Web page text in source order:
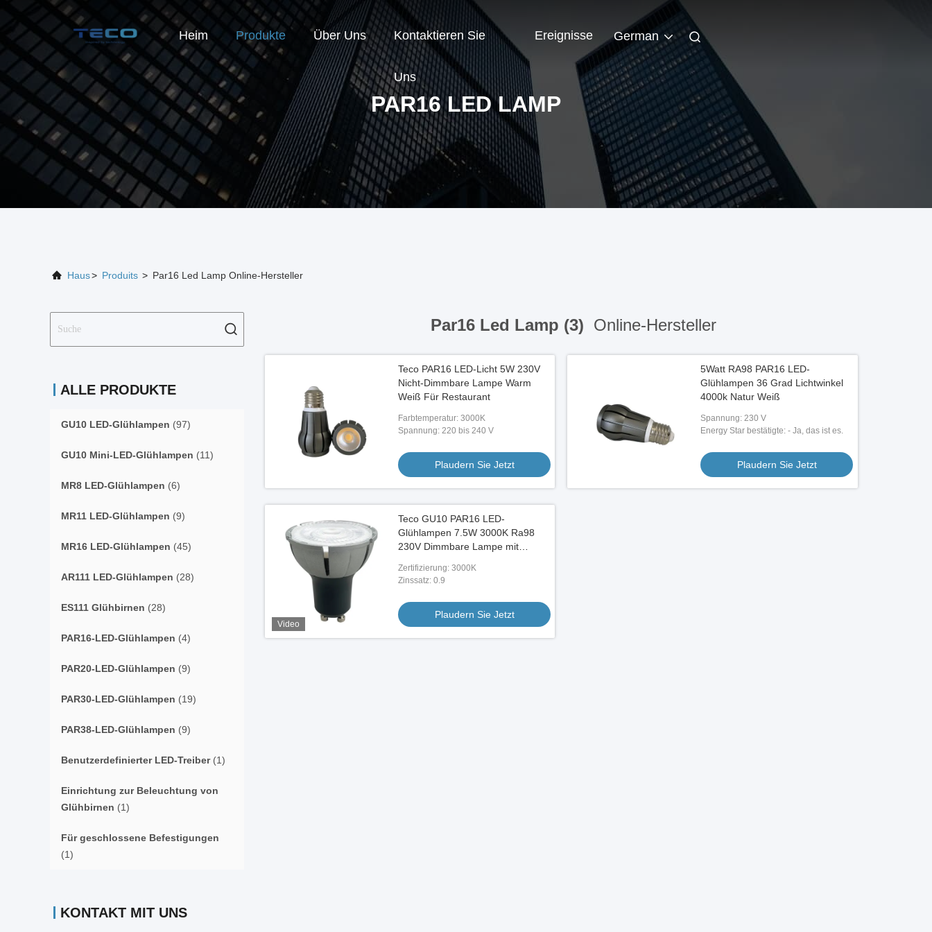
Heim Produkte Über Uns Kontaktieren Sie
Uns
Ereignisse German
PAR16 LED LAMP
Haus> Produits > Par16 Led Lamp Online-Hersteller
ALLE PRODUKTE
GU10 LED-Glühlampen (97)
GU10 Mini-LED-Glühlampen (11)
MR8 LED-Glühlampen (6)
MR11 LED-Glühlampen (9)
MR16 LED-Glühlampen (45)
AR111 LED-Glühlampen (28)
ES111 Glühbirnen (28)
PAR16-LED-Glühlampen (4)
PAR20-LED-Glühlampen (9)
PAR30-LED-Glühlampen (19)
PAR38-LED-Glühlampen (9)
Benutzerdefinierter LED-Treiber(1)
Einrichtung zur Beleuchtung von
Glühbirnen (1)
Für geschlossene Befestigungen
(1)
KONTAKT MIT UNS
Par16 Led Lamp (3) Online-Hersteller
Teco PAR16 LED-Licht 5W 230V
Nicht-Dimmbare Lampe Warm
Weiß Für Restaurant
Farbtemperatur: 3000K
Spannung: 220 bis 240 V
Plaudern Sie Jetzt
5Watt RA98 PAR16 LED-
Glühlampen 36 Grad Lichtwinkel
4000k Natur Weiß
Spannung: 230 V
Energy Star bestätigte: - Ja, das ist es.
Plaudern Sie Jetzt
Video
Teco GU10 PAR16 LED-
Glühlampen 7.5W 3000K Ra98
230V Dimmbare Lampe mit
Zertifizierung: 3000K
Zinssatz: 0.9
Plaudern Sie Jetzt